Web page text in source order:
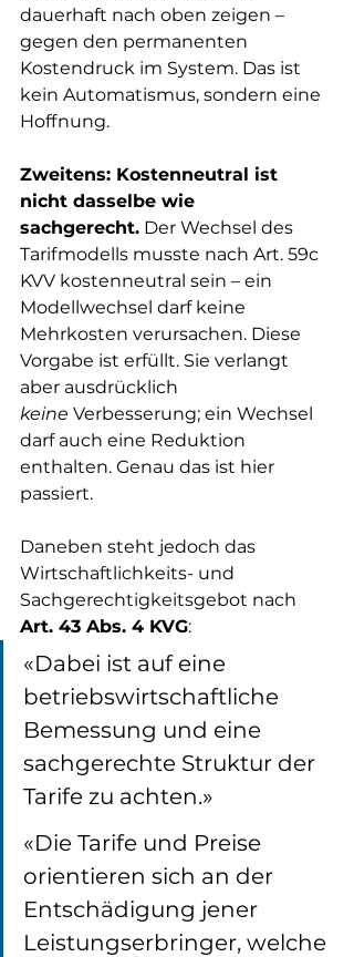
dauerhaft nach oben zeigen –
gegen den permanenten
Kostendruck im System. Das ist
kein Automatismus, sondern eine
Hoffnung.
Zweitens: Kostenneutral ist
nicht dasselbe wie
sachgerecht. Der Wechsel des
Tarifmodells musste nach Art. 59c
KVV kostenneutral sein – ein
Modellwechsel darf keine
Mehrkosten verursachen. Diese
Vorgabe ist erfüllt. Sie verlangt
aber ausdrücklich
keine Verbesserung; ein Wechsel
darf auch eine Reduktion
enthalten. Genau das ist hier
passiert.
Daneben steht jedoch das
Wirtschaftlichkeits- und
Sachgerechtigkeitsgebot nach
Art. 43 Abs. 4 KVG:
«Dabei ist auf eine
betriebswirtschaftliche
Bemessung und eine
sachgerechte Struktur der
Tarife zu achten.»
«Die Tarife und Preise
orientieren sich an der
Entschädigung jener
Leistungserbringer, welche